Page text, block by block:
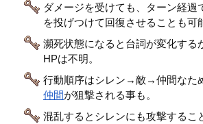
ダメージを受けても、ターン経過
を投げつけて回復させることも可
瀕死状態になると台詞が変化する
HPは不明。
行動順序はシレン→敵→仲間なた
仲間が狙撃される事も。
混乱するとシレンにも攻撃するこ